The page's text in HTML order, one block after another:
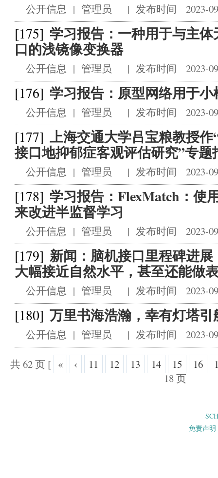
公开信息 | 管理员 | 发布时间 2023-
[175] 学习报告：一种用于与主
口的浅镜像变换器
公开信息 | 管理员 | 发布时间 2023-
[176] 学习报告：原型网络用于小
公开信息 | 管理员 | 发布时间 2023-
[177] 上海交通大学吕宝粮教授
接口地抑郁症客观评估研究”专题
公开信息 | 管理员 | 发布时间 2023-
[178] 学习报告：FlexMatch：使
来改进半监督学习
公开信息 | 管理员 | 发布时间 2023-
[179] 新闻：脑机接口里程碑进
大幅接近自然水平，甚至还能做
公开信息 | 管理员 | 发布时间 2023-
[180] 万里书海浩瀚，幸有灯塔引
公开信息 | 管理员 | 发布时间 2023-
共 62 页 [ « ‹ 11 12 13 14 15 16
18 页
免责声明